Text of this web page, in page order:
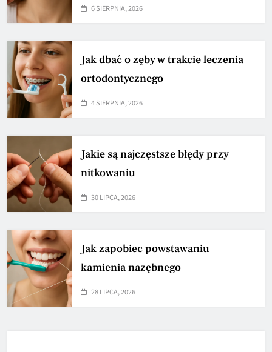
6 SIERPNIA, 2026
Jak dbać o zęby w trakcie leczenia
ortodontycznego
4 SIERPNIA, 2026
Jakie są najczęstsze błędy przy
nitkowaniu
30 LIPCA, 2026
Jak zapobiec powstawaniu
kamienia nazębnego
28 LIPCA, 2026